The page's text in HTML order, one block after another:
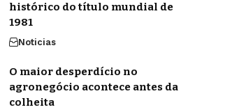
histórico do título mundial de
1981
Noticias
O maior desperdício no
agronegócio acontece antes da
colheita